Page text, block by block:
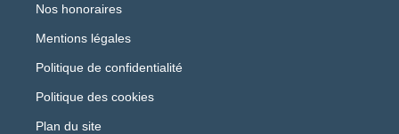
Nos honoraires
Mentions légales
Politique de confidentialité
Politique des cookies
Plan du site